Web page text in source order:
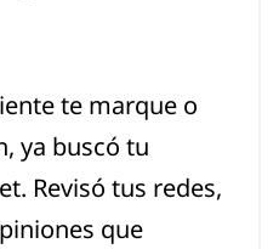
te marque o
ya buscó tu
Revisó tus redes,
que